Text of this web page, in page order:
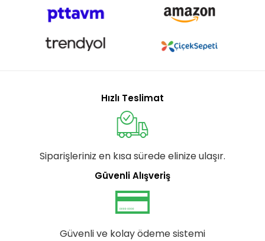
Hızlı Teslimat
Siparişleriniz en kısa sürede elinize ulaşır.
Güvenli Alışveriş
Güvenli ve kolay ödeme sistemi